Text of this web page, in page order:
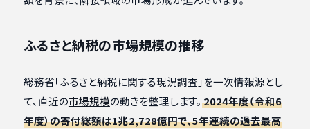
ふるさと納税の市場規模の推移
総務省「ふるさと納税に関する現況調査」を一次情報源とし
て、直近の市場規模の動きを整理します。 2024年度（令和6
年度）の寄付総額は1兆2,728億円で、5年連続の過去最高